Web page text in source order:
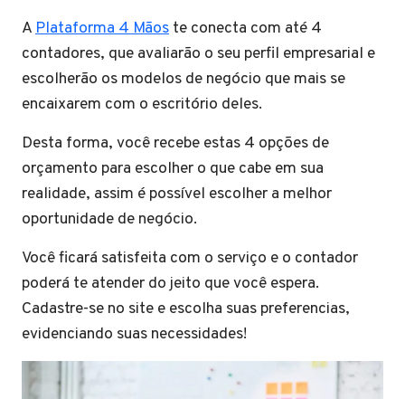
APlataforma 4 Mãos te conecta com até 4
contadores, que avaliarão o seu perfil empresarial e
escolherão os modelos de negócio que mais se
encaixarem com o escritório deles.
Desta forma, você recebe estas 4 opções de
orçamento para escolher o que cabe em sua
realidade, assim é possível escolher a melhor
oportunidade de negócio.
Você ficará satisfeita com o serviço e o contador
poderá te atender do jeito que você espera.
Cadastre-se no site e escolha suas preferencias,
evidenciando suas necessidades!